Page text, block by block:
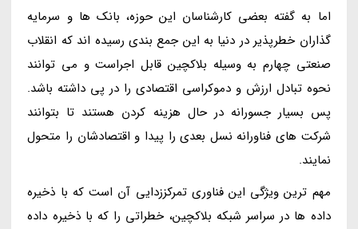
اما به گفته بعضی کارشناسان این حوزه، بانک ها و سرمایه
گذاران خطرپذیر در دنیا به این جمع بندی رسیده اند که انقلاب
صنعتی چهارم به وسیله بلاکچین قابل اجراست و می توانند
نحوه تبادل ارزش و دموکراسی اقتصادی را در پی داشته باشد.
پس بسیار جسورانه در حال هزینه کردن هستند تا بتوانند
شرکت های فناورانه نسل بعدی را پیدا و اقتصادشان را متحول
نمایند.
مهم ترین ویژگی این فناوری تمرکززدایی آن است که با ذخیره
داده ها در سراسر شبکه بلاکچین، خطراتی را که با ذخیره داده